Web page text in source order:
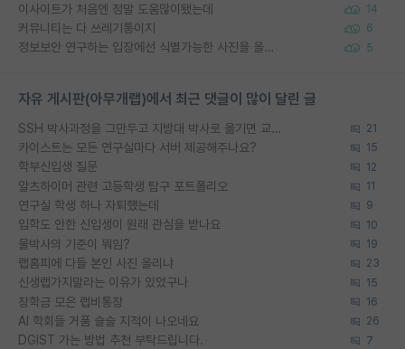
이사이트가 처음엔 정말 도움많이됐는데 14
커뮤니티는 다 쓰레기통이지 6
정보보안 연구하는 입장에선 식별가능한 사진을 올리는건 비추이긴함 5
자유 게시판(아무개랩)에서 최근 댓글이 많이 달린 글
SSH 박사과정을 그만두고 지방대 박사로 옮기면 교수의 꿈은 끝일까요? 21
카이스트는 모든 연구실마다 서버 제공해주나요? 15
학부신입생 질문 12
알츠하이머 관련 고등학생 탐구 포트폴리오 11
연구실 학생 하나 자퇴했는데 9
입학도 안한 신입생이 원래 관심을 받나요 10
물박사의 기준이 뭐임? 19
랩홈피에 다들 본인 사진 올리냐 23
신생랩가지말라는 이유가 있었구나 15
장학금 모은 랩비통장 16
AI 학회들 거품 슬슬 지적이 나오네요 26
DGIST 가는 방법 추천 부탁드립니다. 7